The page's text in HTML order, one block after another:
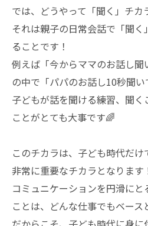
では、どうやって「聞く」チカ
それは親子の日常会話で「聞
ることです！
例えば「今からママのお話し
の中で「パパのお話し10秒聞い
子どもが話を聞ける練習、聞
ことがとても大事です🌈
このチカラは、子ども時代だ
非常に重要なチカラとなります
コミュニケーションを円滑に
ことは、どんな仕事でもベース